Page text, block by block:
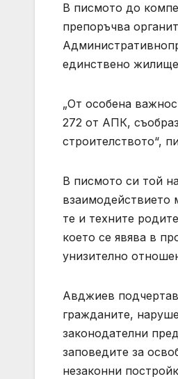
В писмото до
препоръчва
единствено
„От особена
272 от АПК,
строителството“,
В писмото си той
взаимодействието
те и техните
което се явява в
унизително
Авджиев
гражданите,
законодателни
заповедите за
незаконни